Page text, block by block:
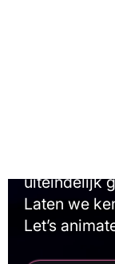
uiteindelijk
Laten we
Let’s